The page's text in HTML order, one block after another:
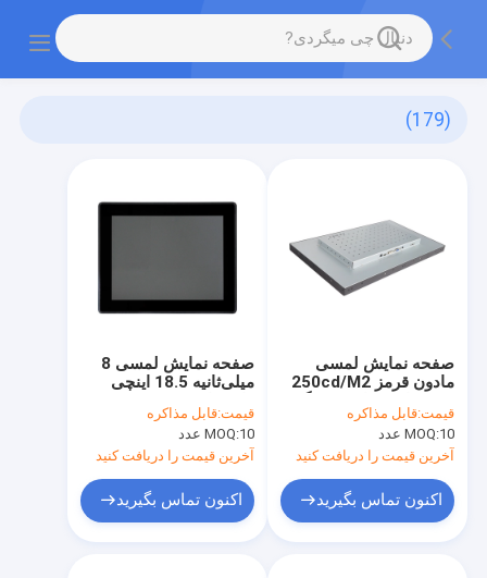
(179)
صفحه نمایش لمسی 8
میلی‌ثانیه 18.5 اینچی
نقطه چند لمسی
قیمت:قابل مذاکره
MOQ:10 عدد
آخرین قیمت را دریافت کنید
اکنون تماس بگیرید
صفحه نمایش لمسی
مادون قرمز 250cd/M2
و غبار
قیمت:قابل مذاکره
MOQ:10 عدد
آخرین قیمت را دریافت کنید
اکنون تماس بگیرید